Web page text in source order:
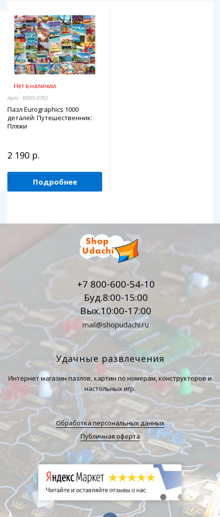
Нет в наличии
Арт.: 6000-0761
Пазл Eurographics 1000
деталей: Путешественник:
Пляжи
2 190 р.
Подробнее
+7 800-600-54-10
Буд.8:00-15:00
Вых.10:00-17:00
mail@shopudachi.ru
Удачные развлечения
Интернет магазин пазлов, картин по номерам, конструкторов и
настольных игр.
Обработка персональных данных
Публичная оферта